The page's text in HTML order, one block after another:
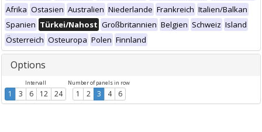
Afrika Ostasien Australien Niederlande Frankreich Italien/Balkan
Spanien Türkei/Nahost Großbritannien Belgien Schweiz Island
Österreich Osteuropa Polen Finnland
Options
Intervall
1 3 6 12 24
Number of panels in row
1 2 3 4 6